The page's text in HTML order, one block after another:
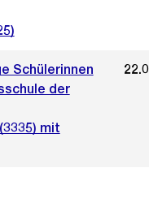
Schülerinnen
der
mit